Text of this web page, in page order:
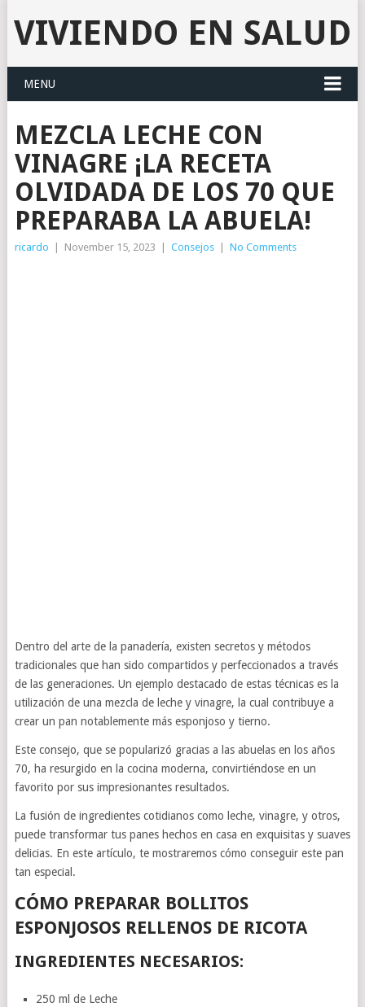
VIVIENDO EN SALUD
MENU
MEZCLA LECHE CON
VINAGRE ¡LA RECETA
OLVIDADA DE LOS 70 QUE
PREPARABA LA ABUELA!
ricardo November 15, 2023 Consejos No Comments
Dentro del arte de la panadería, existen secretos y métodos
tradicionales que han sido compartidos y perfeccionados a través
de las generaciones. Un ejemplo destacado de estas técnicas es la
utilización de una mezcla de leche y vinagre, la cual contribuye a
crear un pan notablemente más esponjoso y tierno.
Este consejo, que se popularizó gracias a las abuelas en los años
70, ha resurgido en la cocina moderna, convirtiéndose en un
favorito por sus impresionantes resultados.
La fusión de ingredientes cotidianos como leche, vinagre, y otros,
puede transformar tus panes hechos en casa en exquisitas y suaves
delicias. En este artículo, te mostraremos cómo conseguir este pan
tan especial.
CÓMO PREPARAR BOLLITOS
ESPONJOSOS RELLENOS DE RICOTA
INGREDIENTES NECESARIOS:
250 ml de Leche